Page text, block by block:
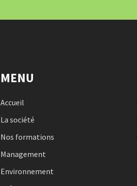
MENU
Accueil
La société
Nos formations
Management
Environnement